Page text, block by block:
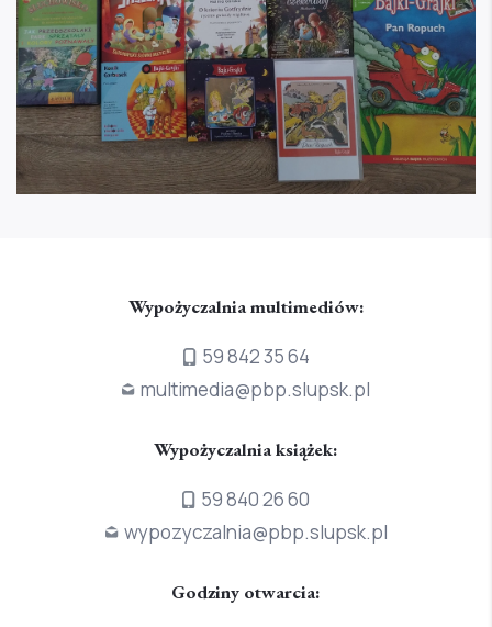
Wypożyczalnia multimediów:
59 842 35 64
multimedia@pbp.slupsk.pl
Wypożyczalnia książek:
59 840 26 60
wypozyczalnia@pbp.slupsk.pl
Godziny otwarcia: